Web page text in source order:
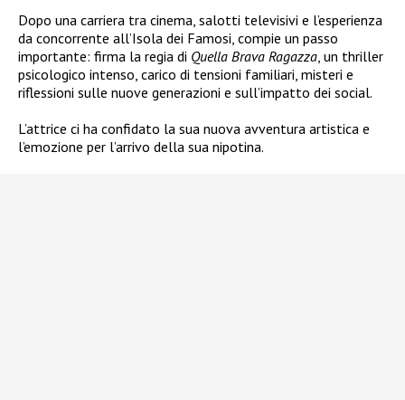
Dopo una carriera tra cinema, salotti televisivi e l’esperienza
da concorrente all’Isola dei Famosi, compie un passo
importante: firma la regia di Quella Brava Ragazza, un thriller
psicologico intenso, carico di tensioni familiari, misteri e
riflessioni sulle nuove generazioni e sull’impatto dei social.
L’attrice ci ha confidato la sua nuova avventura artistica e
l’emozione per l’arrivo della sua nipotina.